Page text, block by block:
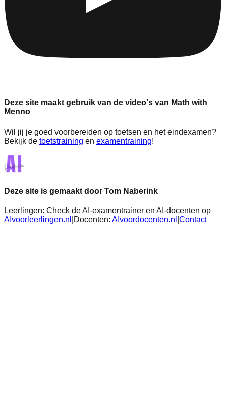
Deze site maakt gebruik van de video's van Math with
Menno
Wil jij je goed voorbereiden op toetsen en het eindexamen?
Bekijk de toetstraining en examentraining!
Deze site is gemaakt door Tom Naberink
Leerlingen: Check de AI-examentrainer en AI-docenten op
AIvoorleerlingen.nl
Docenten: AIvoordocenten.nl Contact